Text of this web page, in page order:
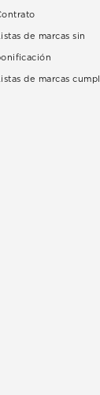
de marcas sin
de marcas